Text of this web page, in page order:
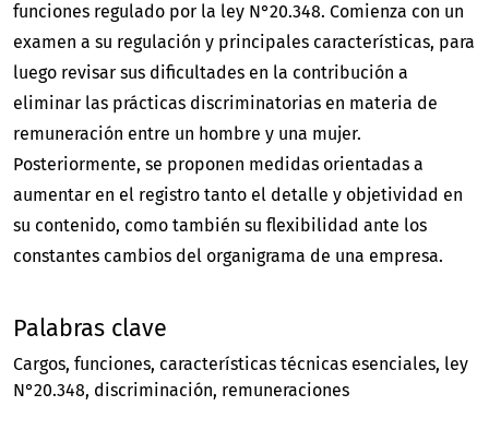
Palabras clave
Cargos funciones características técnicas esenciales ley
N°20.348 discriminación remuneraciones
funciones regulado por la ley N°20.348. Comienza con un
examen a su regulación y principales características, para
luego revisar sus dificultades en la contribución a
eliminar las prácticas discriminatorias en materia de
remuneración entre un hombre y una mujer.
Posteriormente, se proponen medidas orientadas a
aumentar en el registro tanto el detalle y objetividad en
su contenido, como también su flexibilidad ante los
constantes cambios del organigrama de una empresa.